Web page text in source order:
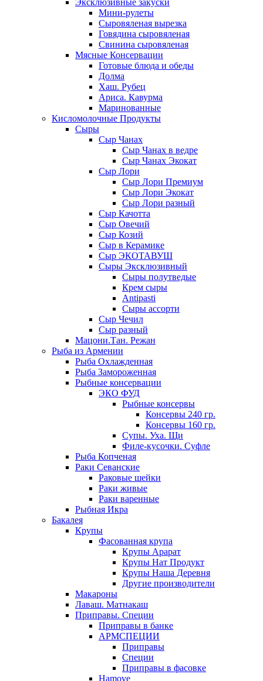
Эксклюзивные закуски
Мини-рулеты
Сыровяленая вырезка
Говядина сыровяленая
Свинина сыровяленая
Мясные Консервации
Готовые блюда и обеды
Долма
Хаш. Рубец
Ариса. Кавурма
Маринованные
Кисломолочные Продукты
Сыры
Сыр Чанах
Сыр Чанах в ведре
Сыр Чанах Экокат
Сыр Лори
Сыр Лори Премиум
Сыр Лори Экокат
Сыр Лори разный
Сыр Качотта
Сыр Овечий
Сыр Козий
Сыр в Керамике
Сыр ЭКОТАВУШ
Сыры Эксклюзивный
Сыры полутведые
Крем сыры
Antipasti
Сыры ассорти
Сыр Чечил
Сыр разный
Мацони.Тан. Режан
Рыба из Армении
Рыба Охлажденная
Рыба Замороженная
Рыбные консервации
ЭКО ФУД
Рыбные консервы
Консервы 240 гр.
Консервы 160 гр.
Супы. Уха. Щи
Филе-кусочки. Суфле
Рыба Копченая
Раки Севанские
Раковые шейки
Раки живые
Раки варенные
Рыбная Икра
Бакалея
Крупы
Фасованная крупа
Крупы Арарат
Крупы Нат Продукт
Крупы Наша Деревня
Другие производители
Макароны
Лаваш. Матнакаш
Приправы. Специи
Приправы в банке
АРМСПЕЦИИ
Приправы
Специи
Приправы в фасовке
Hamove